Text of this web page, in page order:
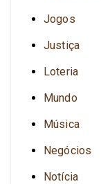
Jogos
Justiça
Loteria
Mundo
Música
Negócios
Notícia